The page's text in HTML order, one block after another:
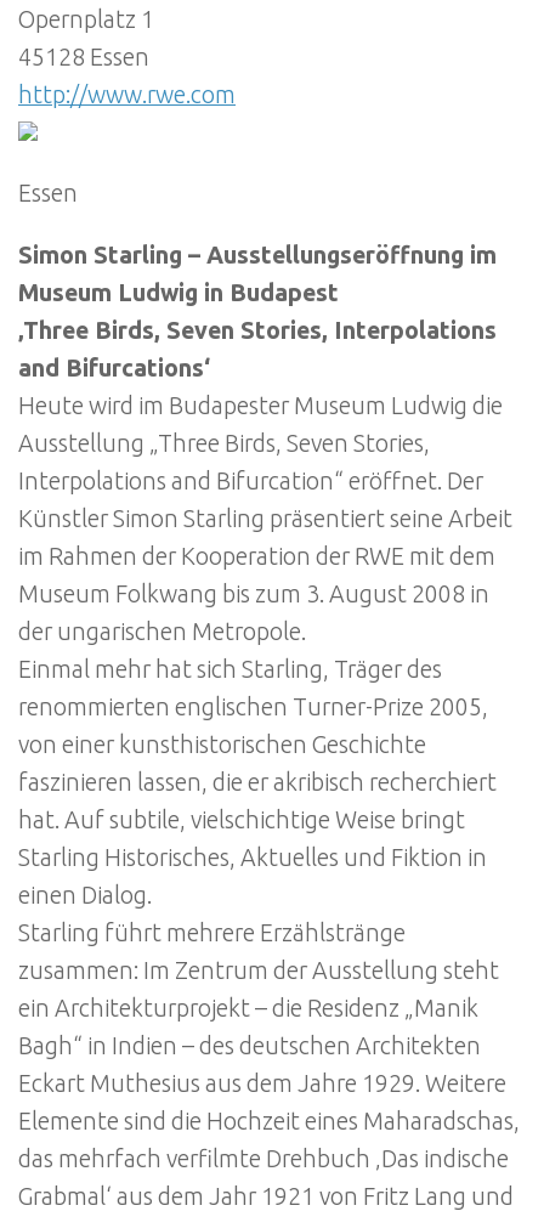
Opernplatz 1
45128 Essen
http://www.rwe.com
Essen
Simon Starling – Ausstellungseröffnung im
Museum Ludwig in Budapest
‚Three Birds, Seven Stories, Interpolations
and Bifurcations‘
Heute wird im Budapester Museum Ludwig die
Ausstellung „Three Birds, Seven Stories,
Interpolations and Bifurcation“ eröffnet. Der
Künstler Simon Starling präsentiert seine Arbeit
im Rahmen der Kooperation der RWE mit dem
Museum Folkwang bis zum 3. August 2008 in
der ungarischen Metropole.
Einmal mehr hat sich Starling, Träger des
renommierten englischen Turner-Prize 2005,
von einer kunsthistorischen Geschichte
faszinieren lassen, die er akribisch recherchiert
hat. Auf subtile, vielschichtige Weise bringt
Starling Historisches, Aktuelles und Fiktion in
einen Dialog.
Starling führt mehrere Erzählstränge
zusammen: Im Zentrum der Ausstellung steht
ein Architekturprojekt – die Residenz „Manik
Bagh“ in Indien – des deutschen Architekten
Eckart Muthesius aus dem Jahre 1929. Weitere
Elemente sind die Hochzeit eines Maharadschas,
das mehrfach verfilmte Drehbuch ‚Das indische
Grabmal‘ aus dem Jahr 1921 von Fritz Lang und